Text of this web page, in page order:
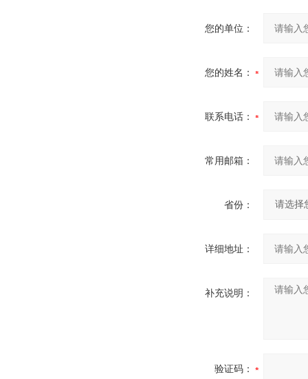
您的单位：
您的姓名：
联系电话：
常用邮箱：
省份：
详细地址：
补充说明：
验证码：